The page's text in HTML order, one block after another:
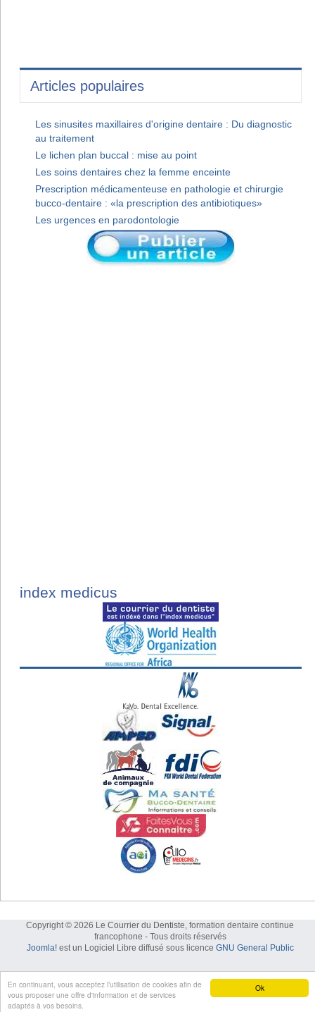
Ok
En continuant, vous acceptez l’utilisation de cookies afin de
vous proposer une offre d'information et de services
adaptés à vos besoins.
Articles populaires
Les sinusites maxillaires d'origine dentaire : Du diagnostic
au traitement
Le lichen plan buccal : mise au point
Les soins dentaires chez la femme enceinte
Prescription médicamenteuse en pathologie et chirurgie
bucco-dentaire : «la prescription des antibiotiques»
Les urgences en parodontologie
index medicus
Copyright © 2026 Le Courrier du Dentiste, formation dentaire continue
francophone - Tous droits réservés
Joomla!est un Logiciel Libre diffusé sous licence GNU General Public